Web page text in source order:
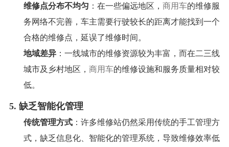
维修点分布不均匀 ：在一些偏远地区， 商用车的维修服
务网络不完善，车主需要行驶较长的距离才能找到一个
合格的维修点，延误了维修时间。
地域差异：一线城市的维修资源较为丰富，而在二三线
城市及乡村地区， 商用车的维修设施和服务质量相对较
低。
5. 缺乏智能化管理
传统管理方式：许多维修站仍然采用传统的手工管理方
式，缺乏信息化、智能化的管理系统，导致维修效率低